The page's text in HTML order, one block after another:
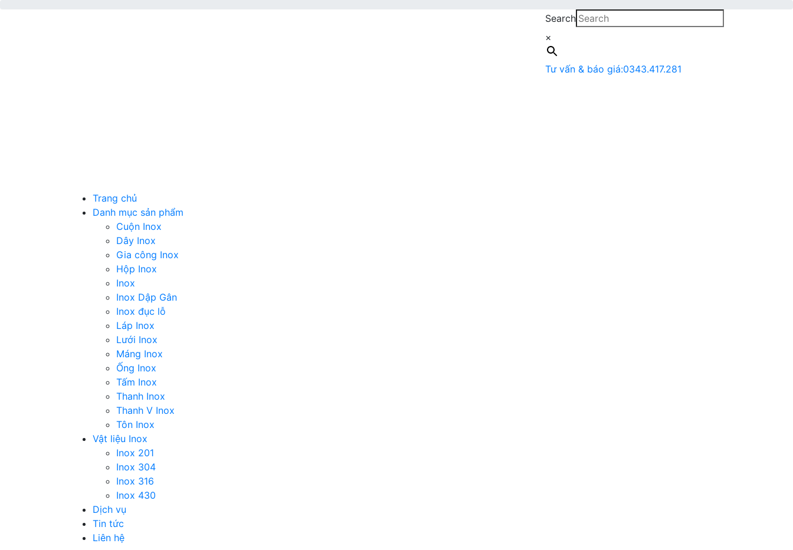
Search
×
Tư vấn & báo giá:0343.417.281
Trang chủ
Danh mục sản phẩm
Cuộn Inox
Dây Inox
Gia công Inox
Hộp Inox
Inox
Inox Dập Gân
Inox đục lỗ
Láp Inox
Lưới Inox
Máng Inox
Ống Inox
Tấm Inox
Thanh Inox
Thanh V Inox
Tôn Inox
Vật liệu Inox
Inox 201
Inox 304
Inox 316
Inox 430
Dịch vụ
Tin tức
Liên hệ